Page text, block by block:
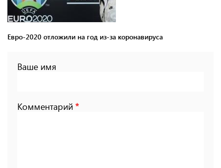
Евро-2020 отложили на год из-за коронавируса
Ваше имя
Комментарий